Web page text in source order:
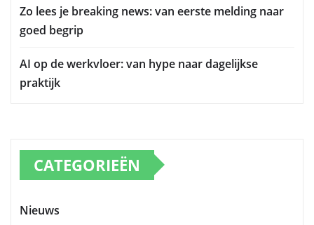
Zo lees je breaking news: van eerste melding naar
goed begrip
AI op de werkvloer: van hype naar dagelijkse
praktijk
CATEGORIEËN
Nieuws